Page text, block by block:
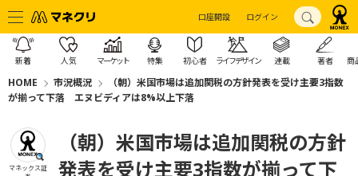
口座開設 ログイン
新着 人気 マーケット 特集 初心者 ライフデザイン 連載 著者 商
HOME 市況概況
（朝）米国市場は追加関税の方針発表を受け主要3指数
が揃って下落 エヌビディアは8%以上下落
マネックス証
（朝）米国市場は追加関税の方針
発表を受け主要3指数が揃って下